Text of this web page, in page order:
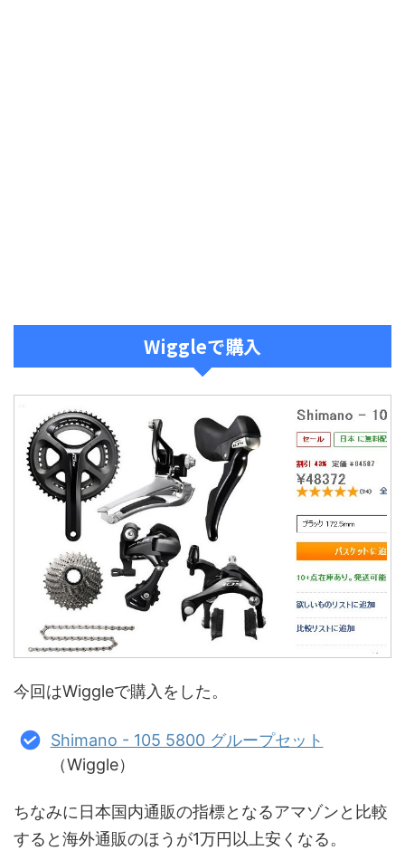
Wiggleで購入
今回はWiggleで購入をした。
Shimano - 105 5800 グループセット
（Wiggle）
ちなみに日本国内通販の指標となるアマゾンと比較
すると海外通販のほうが1万円以上安くなる。